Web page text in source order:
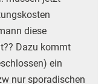
diese
Dazu kommt
ein
nur sporadischen